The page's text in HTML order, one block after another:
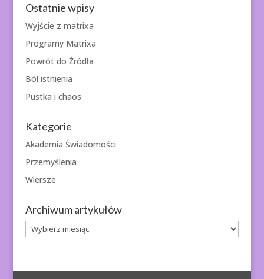
Ostatnie wpisy
Wyjście z matrixa
Programy Matrixa
Powrót do Źródła
Ból istnienia
Pustka i chaos
Kategorie
Akademia Świadomości
Przemyślenia
Wiersze
Archiwum artykułów
Archiwum
artykułów